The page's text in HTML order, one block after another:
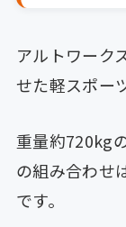
アルトワーク
せた軽スポー
重量約720kg
の組み合わせ
です。